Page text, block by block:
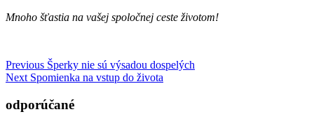
Mnoho šťastia na vašej spoločnej ceste životom!
Navigácia
v
článku
Previous Previous
post:
Šperky nie sú výsadou dospelých
Next Next
Spomienka na vstup do života
odporúčané